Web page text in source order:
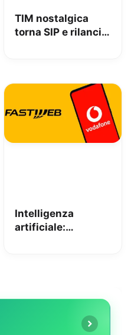
TIM nostalgica
torna SIP e rilancia
Intelligenza
artificiale: